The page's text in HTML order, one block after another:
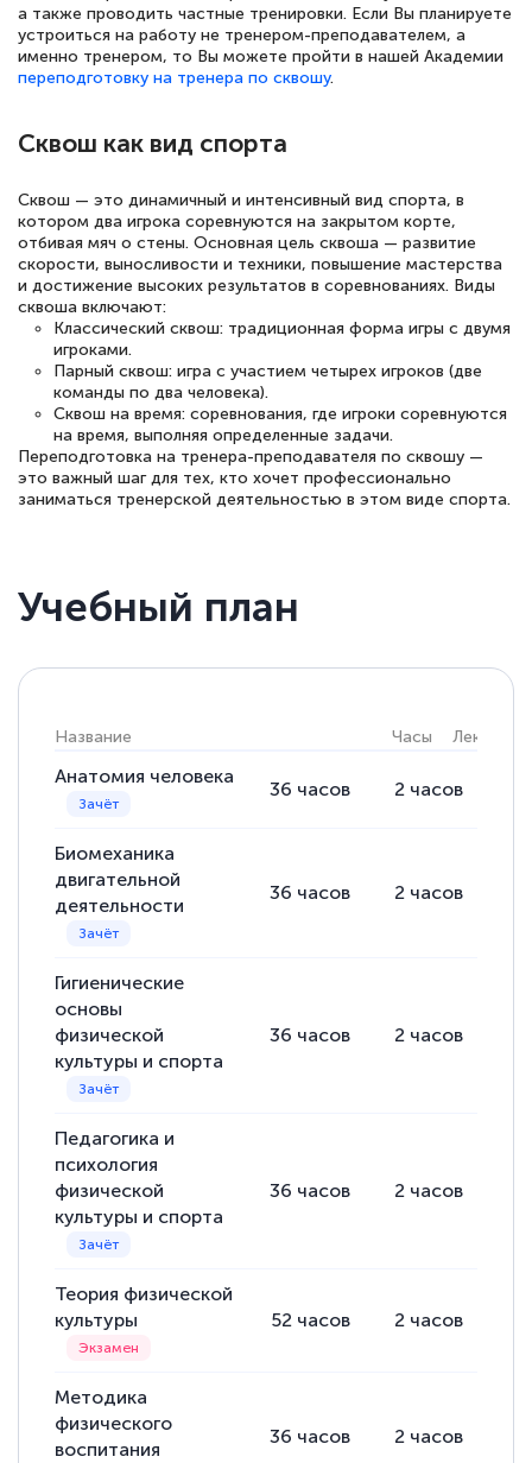
а также проводить частные тренировки. Если Вы планируете
устроиться на работу не тренером-преподавателем, а
именно тренером, то Вы можете пройти в нашей Академии
переподготовку на тренера по сквошу.
Сквош как вид спорта
Сквош — это динамичный и интенсивный вид спорта, в
котором два игрока соревнуются на закрытом корте,
отбивая мяч о стены. Основная цель сквоша — развитие
скорости, выносливости и техники, повышение мастерства
и достижение высоких результатов в соревнованиях. Виды
сквоша включают:
Классический сквош: традиционная форма игры с двумя
игроками.
Парный сквош: игра с участием четырех игроков (две
команды по два человека).
Сквош на время: соревнования, где игроки соревнуются
на время, выполняя определенные задачи.
Переподготовка на тренера-преподавателя по сквошу —
это важный шаг для тех, кто хочет профессионально
заниматься тренерской деятельностью в этом виде спорта.
Учебный план
Название Часы Лекции
Анатомия человека
36 часов 2 часов
Биомеханика
двигательной
деятельности
36 часов 2 часов
Гигиенические
основы
физической
культуры и спорта
36 часов 2 часов
Педагогика и
психология
физической
культуры и спорта
36 часов 2 часов
Теория физической
культуры
52 часов 2 часов
Методика
физического
воспитания
36 часов 2 часов